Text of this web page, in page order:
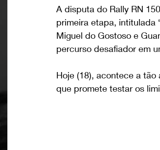
A disputa do Rally RN
primeira etapa, intitulada
Miguel do Gostoso e
percurso desafiador em
Hoje (18), acontece a
que promete testar os